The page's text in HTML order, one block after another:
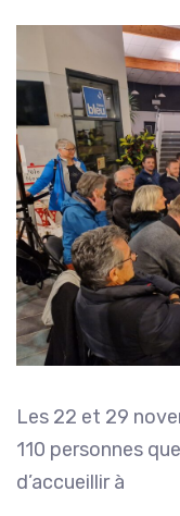
Les 22 et 29
110 personnes
d’accueillir à